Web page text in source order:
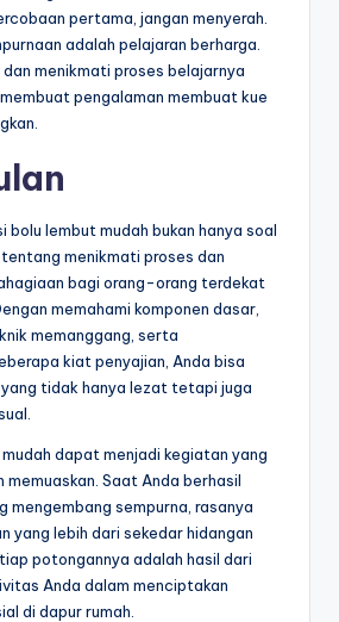
pertama, jangan menyerah.
adalah pelajaran berharga.
menikmati proses belajarnya
pengalaman membuat kue
bolu lembut mudah bukan hanya soal
menikmati proses dan
bagi orang-orang terdekat
memahami komponen dasar,
memanggang, serta
kiat penyajian, Anda bisa
yang tidak hanya lezat tetapi juga
dapat menjadi kegiatan yang
memuaskan. Saat Anda berhasil
mengembang sempurna, rasanya
yang lebih dari sekedar hidangan
potongannya adalah hasil dari
Anda dalam menciptakan
di dapur rumah.